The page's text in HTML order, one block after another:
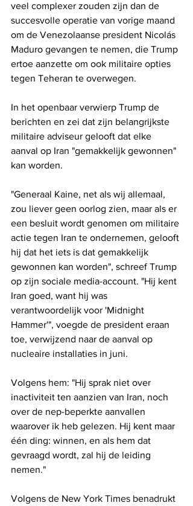
veel complexer zouden zijn dan de
succesvolle operatie van vorige maand
om de Venezolaanse president Nicolás
Maduro gevangen te nemen, die Trump
ertoe aanzette om ook militaire opties
tegen Teheran te overwegen.
In het openbaar verwierp Trump de
berichten en zei dat zijn belangrijkste
militaire adviseur gelooft dat elke
aanval op Iran "gemakkelijk gewonnen"
kan worden.
"Generaal Kaine, net als wij allemaal,
zou liever geen oorlog zien, maar als er
een besluit wordt genomen om militaire
actie tegen Iran te ondernemen, gelooft
hij dat het iets is dat gemakkelijk
gewonnen kan worden", schreef Trump
op zijn sociale media-account. "Hij kent
Iran goed, want hij was
verantwoordelijk voor 'Midnight
Hammer'", voegde de president eraan
toe, verwijzend naar de aanval op
nucleaire installaties in juni.
Volgens hem: "Hij sprak niet over
inactiviteit ten aanzien van Iran, noch
over de nep-beperkte aanvallen
waarover ik heb gelezen. Hij kent maar
één ding: winnen, en als hem dat
gevraagd wordt, zal hij de leiding
nemen."
Volgens de New York Times benadrukt